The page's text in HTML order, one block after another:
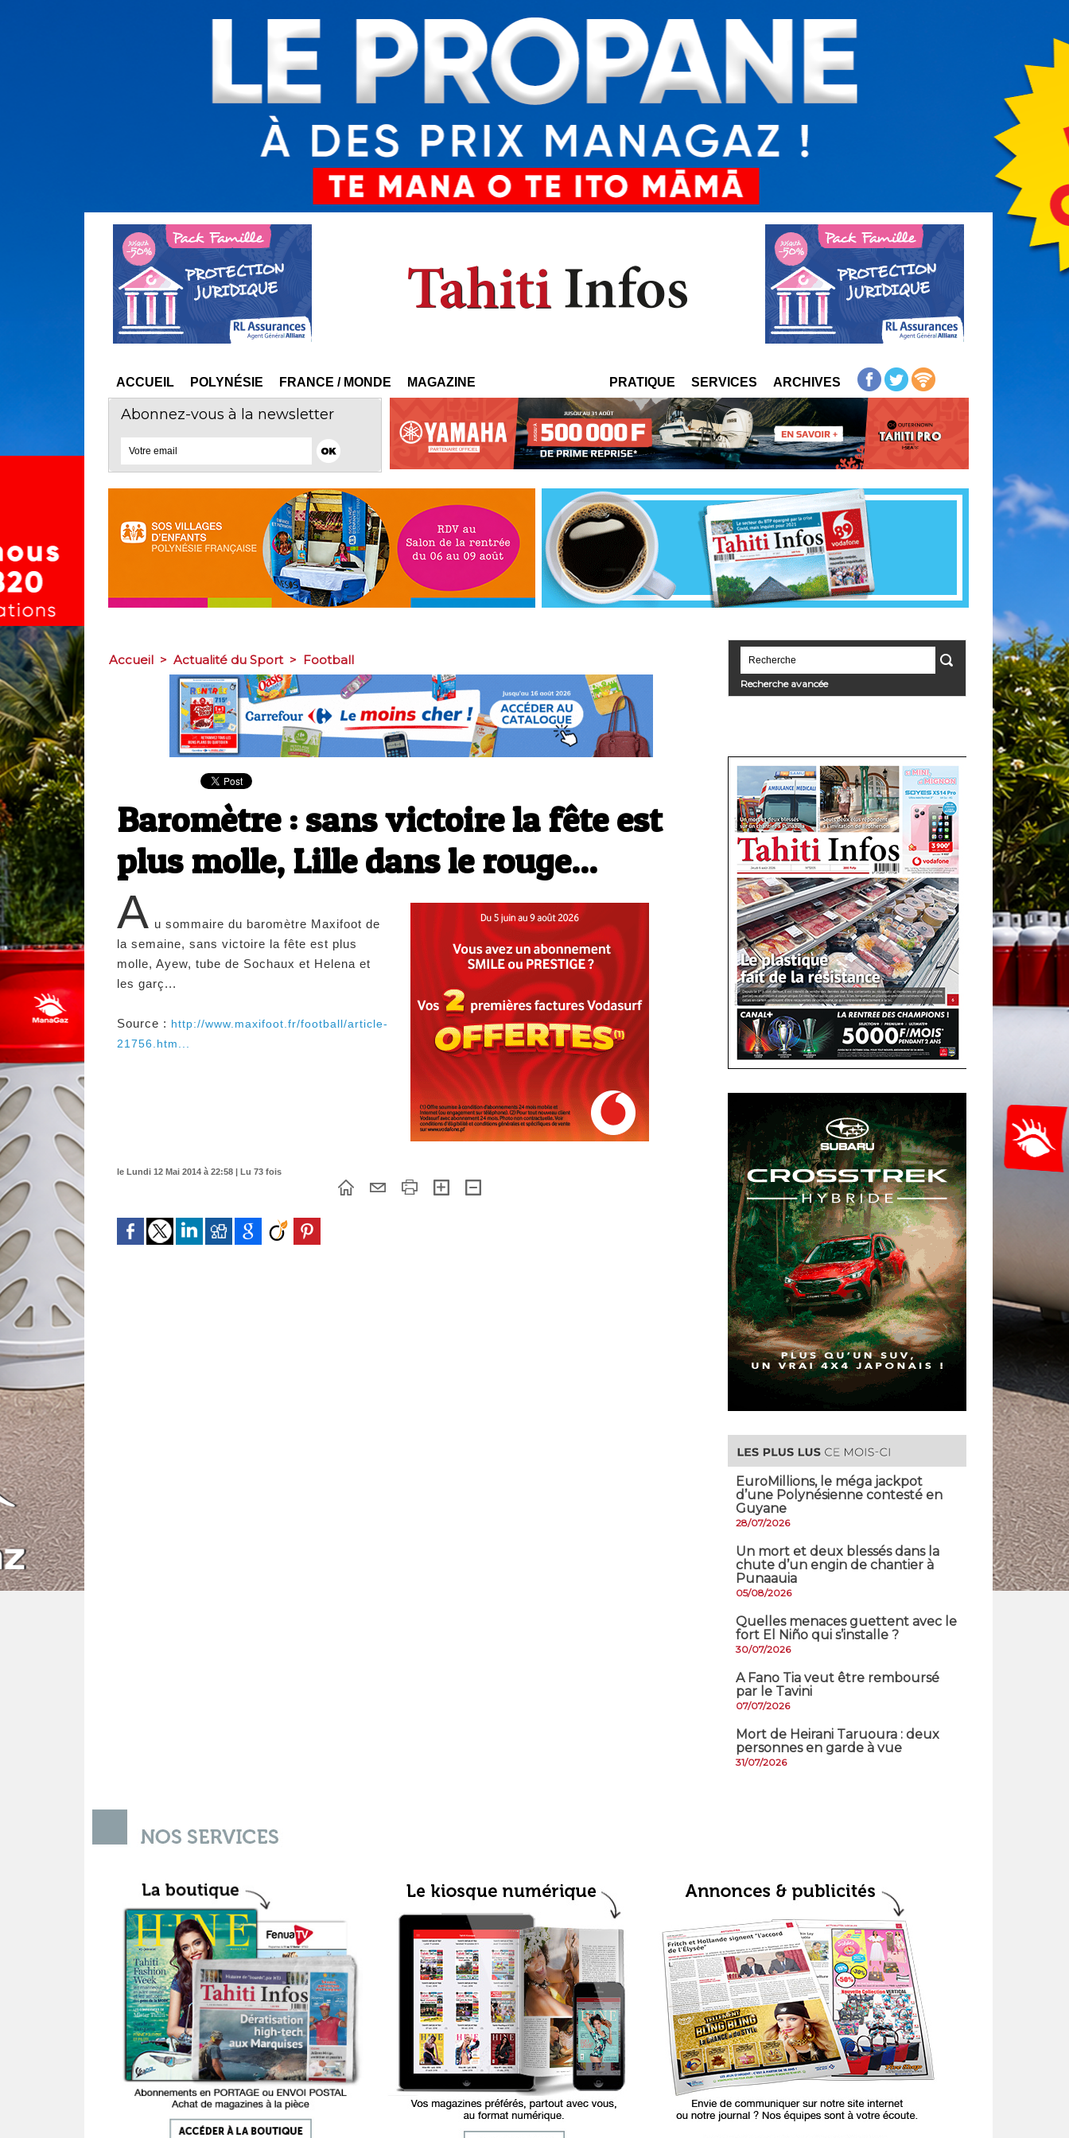
ACCUEIL POLYNÉSIE FRANCE / MONDE MAGAZINE PRATIQUE SERVICES ARCHIVES
Abonnez-vous à la newsletter
Accueil > Actualité du Sport > Football
Baromètre : sans victoire la fête est
plus molle, Lille dans le rouge...
A u sommaire du baromètre Maxifoot de
la semaine, sans victoire la fête est plus
molle, Ayew, tube de Sochaux et Helena et
les garç...
Source : http://www.maxifoot.fr/football/article-
21756.htm...
le Lundi 12 Mai 2014 à 22:58 | Lu 73 fois
Recherche avancée
EuroMillions, ​le méga jackpot
d’une Polynésienne contesté en
Guyane
28/07/2026
​Un mort et deux blessés dans la
chute d’un engin de chantier à
Punaauia
05/08/2026
Quelles menaces guettent avec le
fort El Niño qui s’installe ?
30/07/2026
A Fano Tia veut être remboursé
par le Tavini
07/07/2026
Mort de Heirani Taruoura : deux
personnes en garde à vue
31/07/2026